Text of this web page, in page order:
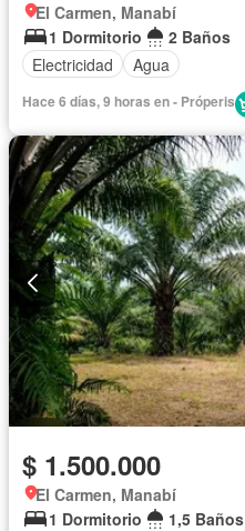
El Carmen, Manabí
1 Dormitorio
2 Baños
Electricidad
Agua
Hace 6 días, 9 horas en - Próperis
$ 1.500.000
El Carmen, Manabí
1 Dormitorio
1,5 Baños